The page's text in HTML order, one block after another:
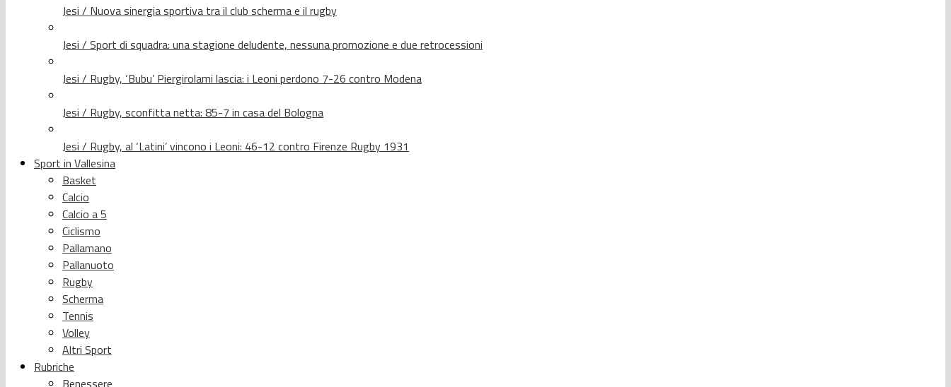
Jesi / Nuova sinergia sportiva tra il club scherma e il rugby
Jesi / Sport di squadra: una stagione deludente, nessuna promozione e due retrocessioni
Jesi / Rugby, ‘Bubu’ Piergirolami lascia: i Leoni perdono 7-26 contro Modena
Jesi / Rugby, sconfitta netta: 85-7 in casa del Bologna
Jesi / Rugby, al ‘Latini’ vincono i Leoni: 46-12 contro Firenze Rugby 1931
Sport in Vallesina
Basket
Calcio
Calcio a 5
Ciclismo
Pallamano
Pallanuoto
Rugby
Scherma
Tennis
Volley
Altri Sport
Rubriche
Benessere